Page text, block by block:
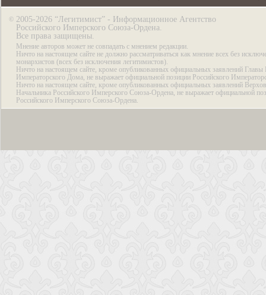
© 2005-2026 “Легитимист” - Информационное Агентство
Российского Имперского Союза-Ордена.
Все права защищены.
Мнение авторов может не совпадать с мнением редакции.
Ничто на настоящем сайте не должно рассматриваться как мнение всех без
монархистов (всех без исключения легитимистов).
Ничто на настоящем сайте, кроме опубликованных официальных заявлений Главы
Императорского Дома, не выражает официальной позиции Российского
Ничто на настоящем сайте, кроме опубликованных официальных заявлений
Начальника Российского Имперского Союза-Ордена, не выражает официальной
Российского Имперского Союза-Ордена.